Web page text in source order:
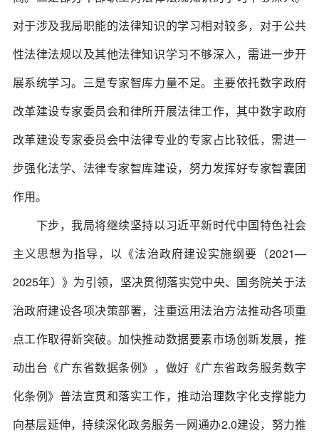
对于涉及我局职能的法律知识的学习相对较多，对于公共
性法律法规以及其他法律知识学习不够深入，需进一步开
展系统学习。三是专家智库力量不足。主要依托数字政府
改革建设专家委员会和律所开展法律工作，其中数字政府
改革建设专家委员会中法律专业的专家占比较低，需进一
步强化法学、法律专家智库建设，努力发挥好专家智囊团
作用。
下步，我局将继续坚持以习近平新时代中国特色社会
主义思想为指导，以《法治政府建设实施纲要（2021—
2025年）》为引领，坚决贯彻落实党中央、国务院关于法
治政府建设各项决策部署，注重运用法治方法推动各项重
点工作取得新突破。加快推动数据要素市场创新发展，推
动出台《广东省数据条例》，做好《广东省政务服务数字
化条例》普法宣贯和落实工作，推动治理数字化支撑能力
向基层延伸，持续深化政务服务一网通办2.0建设，努力推